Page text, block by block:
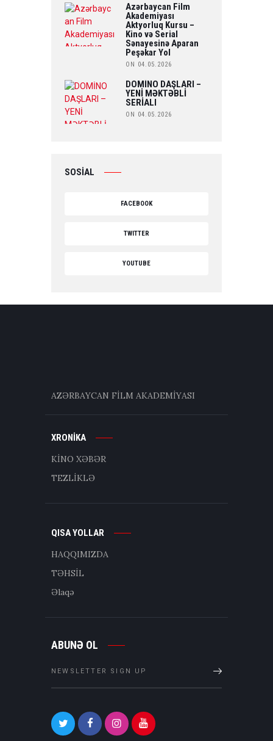
Azərbaycan Film
Akademiyası
Aktyorluq Kursu –
Kino və Serial
Sənayesinə Aparan
Peşəkar Yol
ON 04.05.2026
DOMİNO DAŞLARI –
YENİ MƏKTƏBLİ
SERİALI
ON 04.05.2026
SOSİAL
FACEBOOK
TWITTER
YOUTUBE
AZƏRBAYCAN FİLM AKADEMİYASI
XRONİKA
KİNO XƏBƏR
TEZLİKLƏ
QISA YOLLAR
HAQQIMIZDA
TƏHSİL
Əlaqə
ABUNƏ OL